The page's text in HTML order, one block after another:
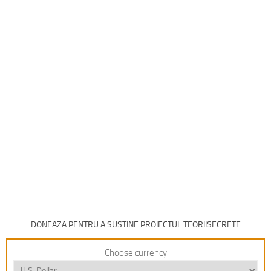
DONEAZA PENTRU A SUSTINE PROIECTUL TEORIISECRETE
Choose currency